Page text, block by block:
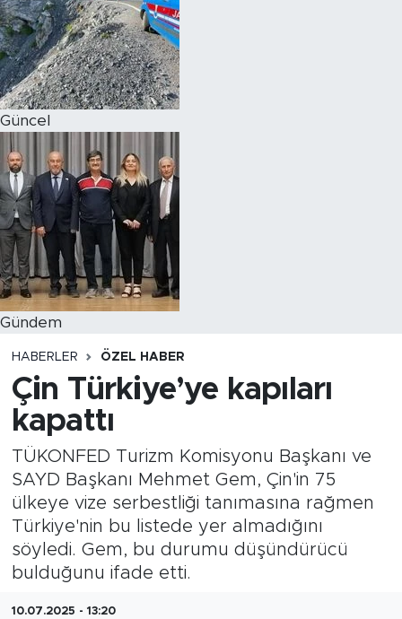
Güncel
Gündem
HABERLER ÖZEL HABER
Çin Türkiye’ye kapıları
kapattı
TÜKONFED Turizm Komisyonu Başkanı ve
SAYD Başkanı Mehmet Gem, Çin'in 75
ülkeye vize serbestliği tanımasına rağmen
Türkiye'nin bu listede yer almadığını
söyledi. Gem, bu durumu düşündürücü
bulduğunu ifade etti.
10.07.2025 - 13:20
Magazin
Özel Haber
Politika
Resmi İlanlar
Sağlık
Spor
Turizm